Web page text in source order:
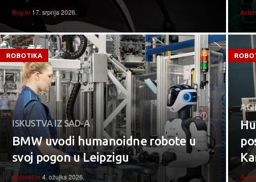
Bug.hr 17. srpnja 2026.
ROBOTIKA
ISKUSTVA IZ SAD-A
BMW uvodi humanoidne robote u
svoj pogon u Leipzigu
Autonet.hr4. ožujka 2026.